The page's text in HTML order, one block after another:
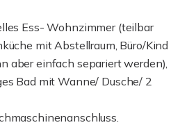
Ess- Wohnzimmer (teilbar
mit Abstellraum, Büro/Kind
aber einfach separiert werden),
Bad mit Wanne/ Dusche/ 2